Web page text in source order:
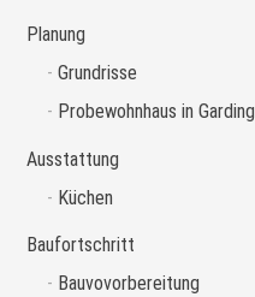
Planung
Grundrisse
Probewohnhaus in Garding
Ausstattung
Küchen
Baufortschritt
Bauvovorbereitung